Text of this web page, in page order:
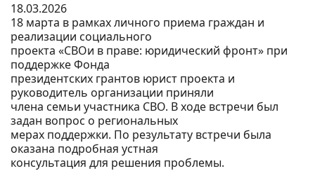
18.03.2026
18 марта в рамках личного приема граждан и
реализации социального
проекта «СВОи в праве: юридический фронт» при
поддержке Фонда
президентских грантов юрист проекта и
руководитель организации приняли
члена семьи участника СВО. В ходе встречи был
задан вопрос о региональных
мерах поддержки. По результату встречи была
оказана подробная устная
консультация для решения проблемы.